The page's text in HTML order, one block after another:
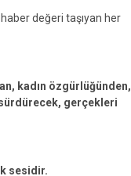
değeri taşıyan her
kadın özgürlüğünden,
gerçekleri
sesidir.